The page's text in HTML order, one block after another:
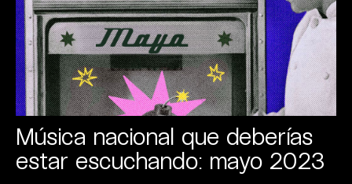
Música nacional que deberías
estar escuchando: mayo 2023